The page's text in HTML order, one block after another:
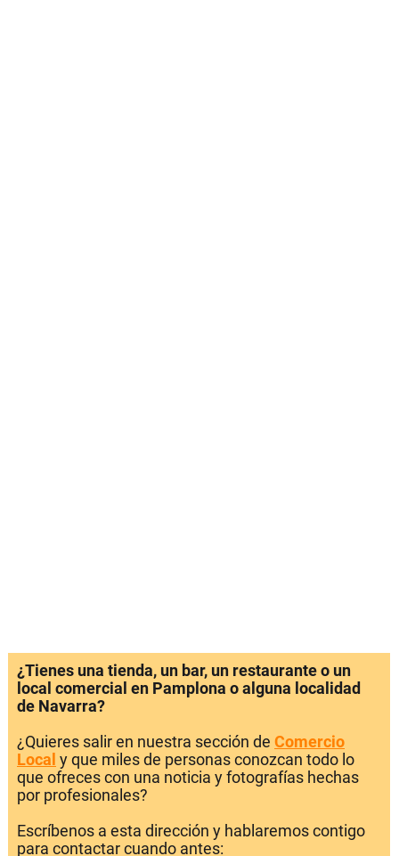
¿Tienes una tienda, un bar, un restaurante o un
local comercial en Pamplona o alguna localidad
de Navarra?
¿Quieres salir en nuestra sección de Comercio
Local y que miles de personas conozcan todo lo
que ofreces con una noticia y fotografías hechas
por profesionales?
Escríbenos a esta dirección y hablaremos contigo
para contactar cuando antes: